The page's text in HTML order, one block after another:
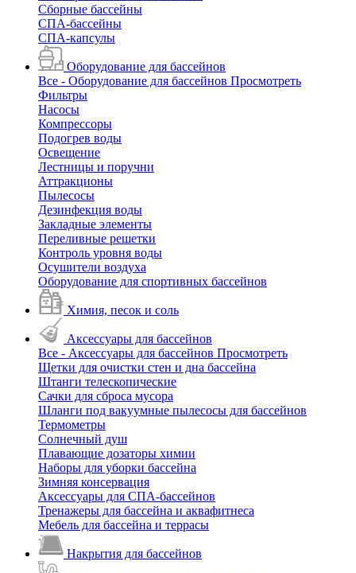
Сборные бассейны
СПА-бассейны
СПА-капсулы
Оборудование для бассейнов
Все - Оборудование для бассейнов Просмотреть
Фильтры
Насосы
Компрессоры
Подогрев воды
Освещение
Лестницы и поручни
Аттракционы
Пылесосы
Дезинфекция воды
Закладные элементы
Переливные решетки
Контроль уровня воды
Осушители воздуха
Оборудование для спортивных бассейнов
Химия, песок и соль
Аксессуары для бассейнов
Все - Аксессуары для бассейнов Просмотреть
Щетки для очистки стен и дна бассейна
Штанги телескопические
Сачки для сброса мусора
Шланги под вакуумные пылесосы для бассейнов
Термометры
Солнечный душ
Плавающие дозаторы химии
Наборы для уборки бассейна
Зимняя консервация
Аксессуары для СПА-бассейнов
Тренажеры для бассейна и аквафитнеса
Мебель для бассейна и террасы
Накрытия для бассейнов